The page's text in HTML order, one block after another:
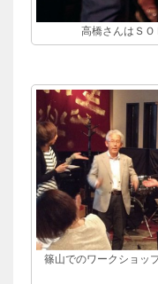
高橋さんはＳ
篠山でのワークショッ